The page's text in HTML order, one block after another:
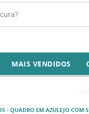
MAIS VENDIDOS
- QUADRO EM AZULEJO COM